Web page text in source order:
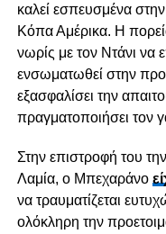
καλεί εσπευσμένα
Κόπα Αμέρικα. Η
νωρίς με τον Ντάνι να
ενσωματωθεί στην
εξασφαλίσει την
πραγματοποιήσει τον
Στην επιστροφή του
Λαμία, ο Μπεχαράνο
να τραυματίζεται
ολόκληρη την